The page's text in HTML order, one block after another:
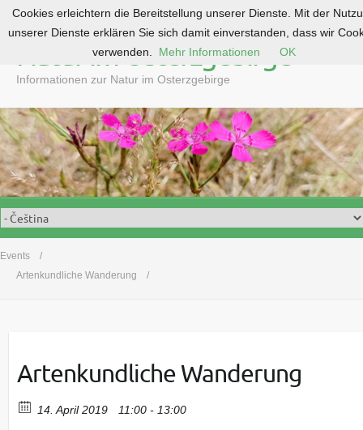
o
c
o
n
t
e
n
Natur im Osterzgebirge
Informationen zur Natur im Osterzgebirge
Events
Artenkundliche Wanderung
Artenkundliche Wanderung
14. April 2019 11:00 - 13:00
Cookies erleichtern die Bereitstellung unserer Dienste. Mit der
unserer Dienste erklären Sie sich damit einverstanden, dass wir
verwenden.
Mehr Informationen OK